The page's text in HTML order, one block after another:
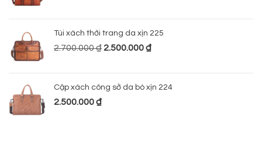
Túi xách thời trang da xịn 225
2.700.000₫ 2.500.000₫
Cặp xách công sở da bò xịn 224
2.500.000₫